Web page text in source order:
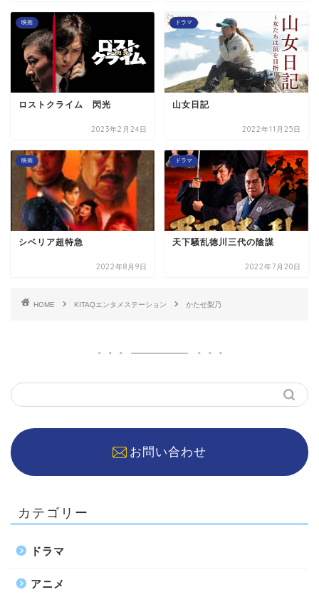
映画
ロストクライム 閃光
2023年2月24日
ドラマ
山女日記
2022年11月25日
映画
シベリア超特急
2022年8月9日
ドラマ
天下騒乱徳川三代の陰謀
2022年7月20日
HOME KITAQエンタメステーション かたせ梨乃
お問い合わせ
カテゴリー
ドラマ
アニメ